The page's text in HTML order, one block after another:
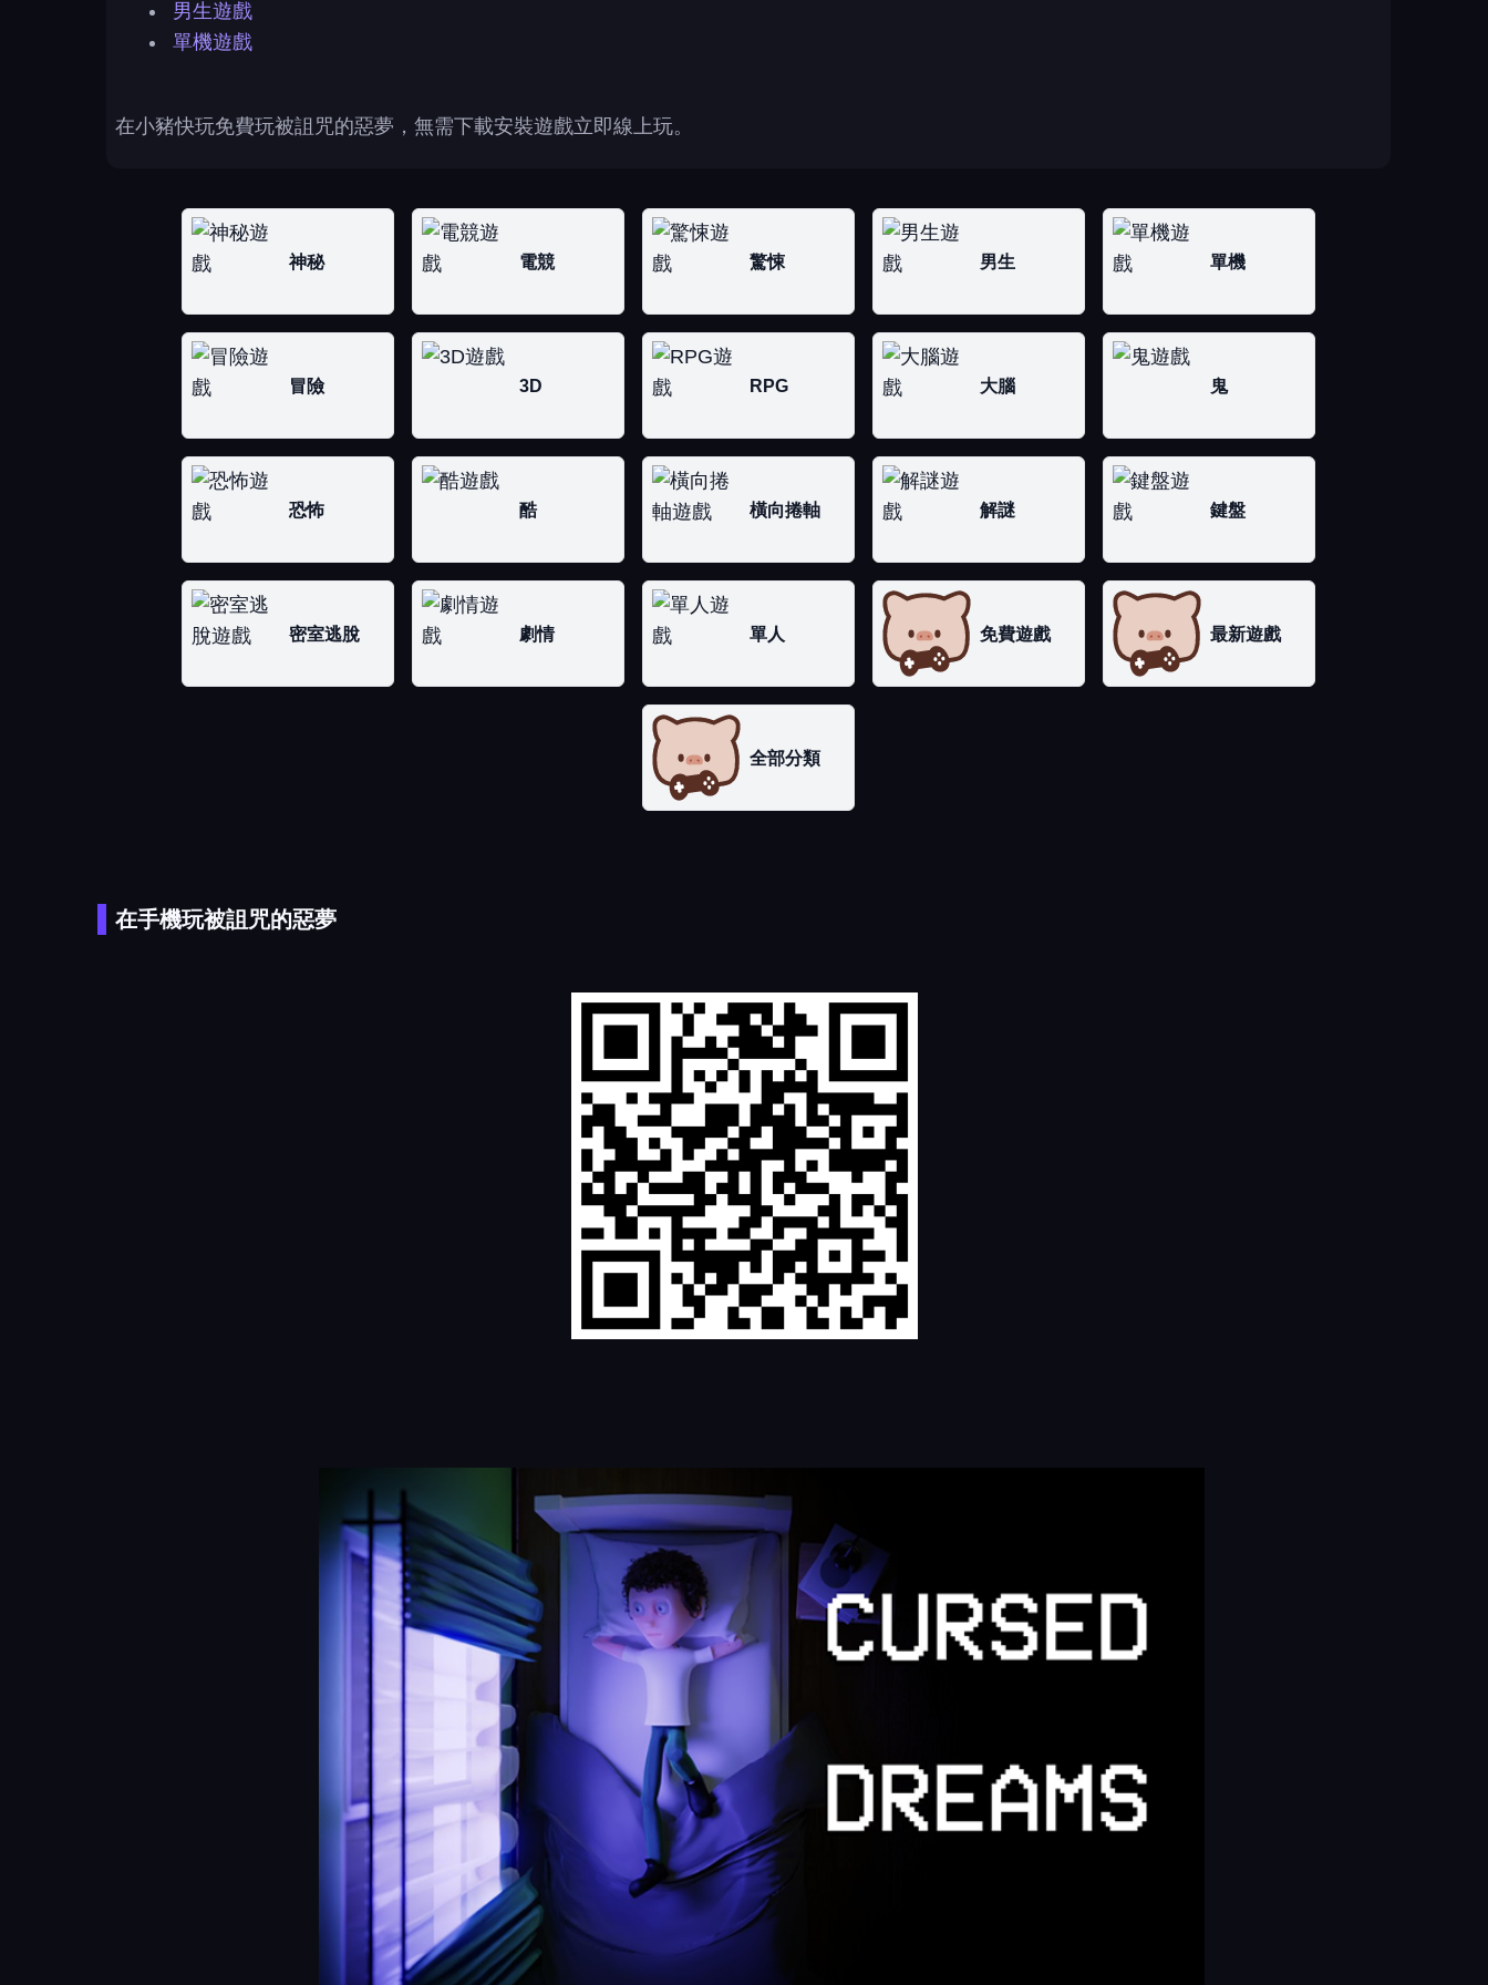
男生遊戲
單機遊戲
在小豬快玩免費玩被詛咒的惡夢，無需下載安裝遊戲立即線上玩。
神秘 電競 驚悚 男生 單機
冒險 3D RPG 大腦 鬼
恐怖 酷 橫向捲軸 解謎 鍵盤
密室逃脫 劇情 單人 免費遊戲 最新遊戲
全部分類
在手機玩被詛咒的惡夢